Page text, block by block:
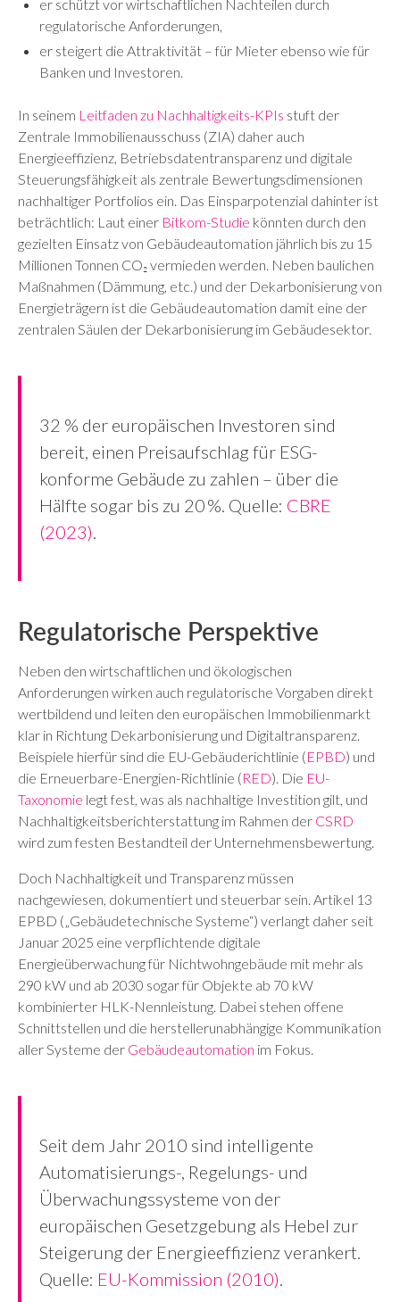
er schützt vor wirtschaftlichen Nachteilen durch
regulatorische Anforderungen,
er steigert die Attraktivität – für Mieter ebenso wie für
Banken und Investoren.
In seinem Leitfaden zu Nachhaltigkeits-KPIs stuft der
Zentrale Immobilienausschuss (ZIA) daher auch
Energieeffizienz, Betriebsdatentransparenz und digitale
Steuerungsfähigkeit als zentrale Bewertungsdimensionen
nachhaltiger Portfolios ein. Das Einsparpotenzial dahinter ist
beträchtlich: Laut einer Bitkom-Studie könnten durch den
gezielten Einsatz von Gebäudeautomation jährlich bis zu 15
Millionen Tonnen CO₂ vermieden werden. Neben baulichen
Maßnahmen (Dämmung, etc.) und der Dekarbonisierung von
Energieträgern ist die Gebäudeautomation damit eine der
zentralen Säulen der Dekarbonisierung im Gebäudesektor.
32 % der europäischen Investoren sind
bereit, einen Preisaufschlag für ESG-
konforme Gebäude zu zahlen – über die
Hälfte sogar bis zu 20 %. Quelle: CBRE
(2023).
Regulatorische Perspektive
Neben den wirtschaftlichen und ökologischen
Anforderungen wirken auch regulatorische Vorgaben direkt
wertbildend und leiten den europäischen Immobilienmarkt
klar in Richtung Dekarbonisierung und Digitaltransparenz.
Beispiele hierfür sind die EU-Gebäuderichtlinie (EPBD) und
die Erneuerbare-Energien-Richtlinie (RED). Die EU-
Taxonomie legt fest, was als nachhaltige Investition gilt, und
Nachhaltigkeitsberichterstattung im Rahmen der CSRD
wird zum festen Bestandteil der Unternehmensbewertung.
Doch Nachhaltigkeit und Transparenz müssen
nachgewiesen, dokumentiert und steuerbar sein. Artikel 13
EPBD („Gebäudetechnische Systeme“) verlangt daher seit
Januar 2025 eine verpflichtende digitale
Energieüberwachung für Nichtwohngebäude mit mehr als
290 kW und ab 2030 sogar für Objekte ab 70 kW
kombinierter HLK-Nennleistung. Dabei stehen offene
Schnittstellen und die herstellerunabhängige Kommunikation
aller Systeme der Gebäudeautomation im Fokus.
Seit dem Jahr 2010 sind intelligente
Automatisierungs-, Regelungs- und
Überwachungssysteme von der
europäischen Gesetzgebung als Hebel zur
Steigerung der Energieeffizienz verankert.
Quelle: EU-Kommission (2010).